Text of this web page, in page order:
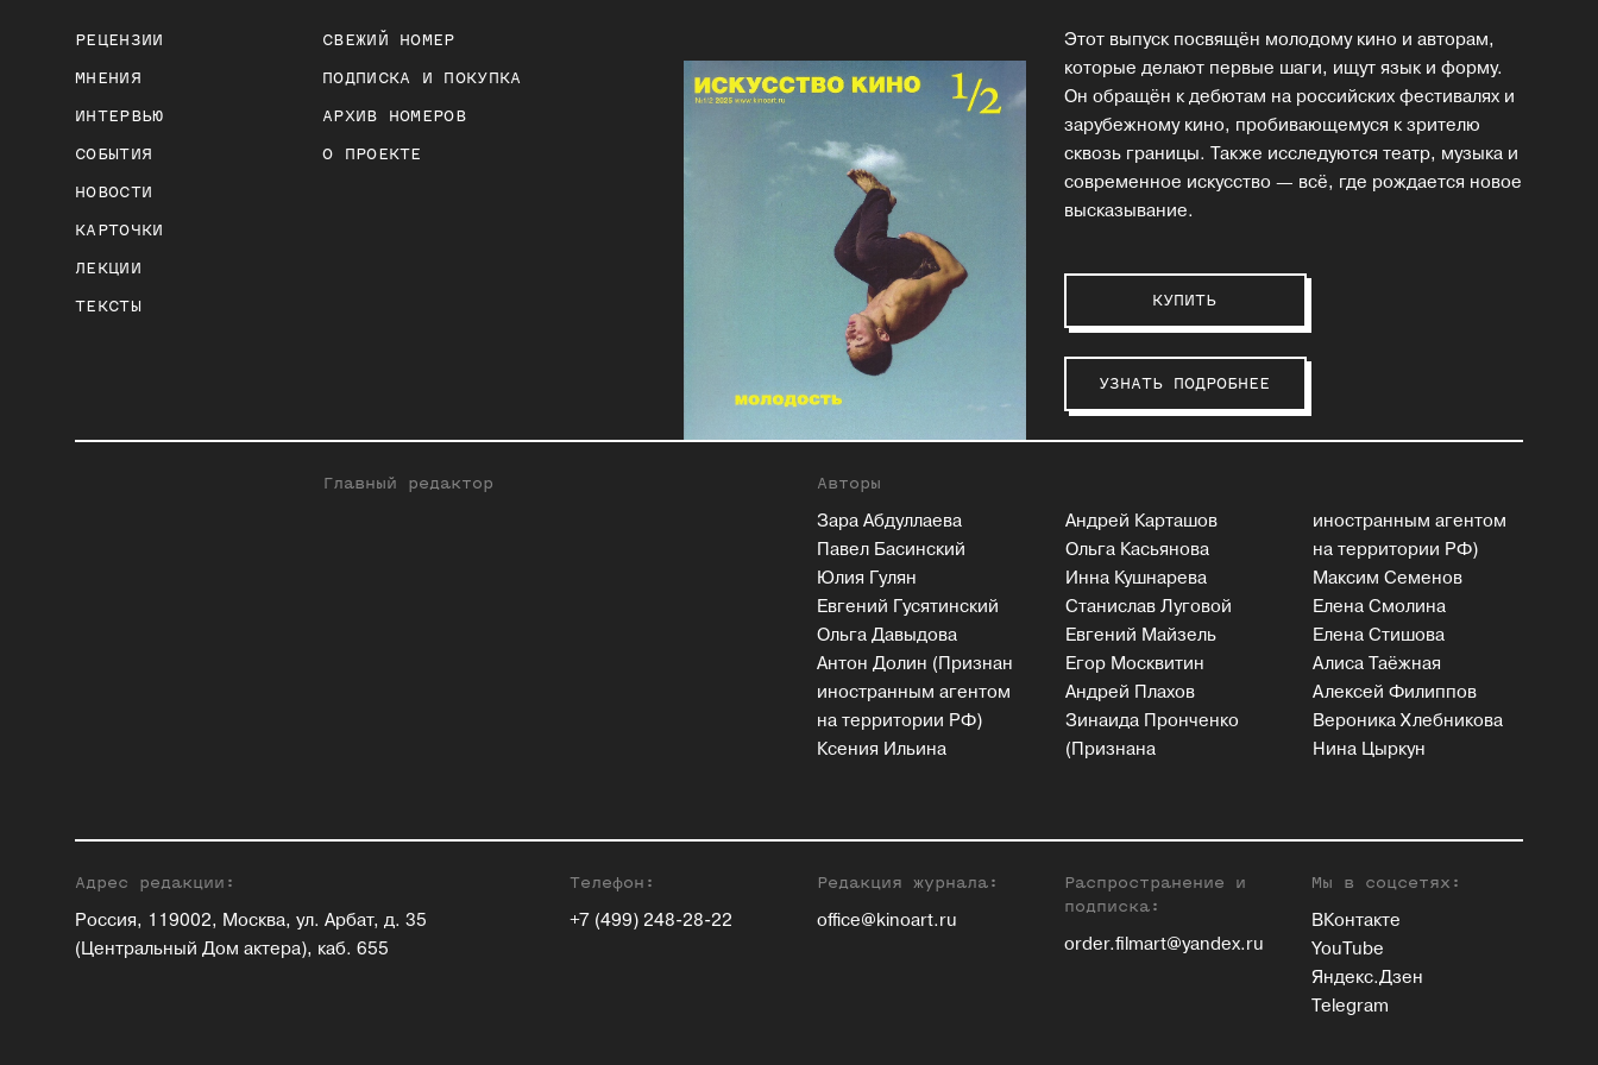
РЕЦЕНЗИИ
МНЕНИЯ
ИНТЕРВЬЮ
СОБЫТИЯ
НОВОСТИ
КАРТОЧКИ
ЛЕКЦИИ
ТЕКСТЫ
СВЕЖИЙ НОМЕР
ПОДПИСКА И ПОКУПКА
АРХИВ НОМЕРОВ
О ПРОЕКТЕ
Этот выпуск посвящён молодому кино и авторам,
которые делают первые шаги, ищут язык и форму.
Он обращён к дебютам на российских фестивалях и
зарубежному кино, пробивающемуся к зрителю
сквозь границы. Также исследуются театр, музыка и
современное искусство — всё, где рождается новое
высказывание.
КУПИТЬ
УЗНАТЬ ПОДРОБНЕЕ
Главный редактор Авторы
Зара Абдуллаева
Павел Басинский
Юлия Гулян
Евгений Гусятинский
Ольга Давыдова
Антон Долин (Признан
иностранным агентом
на территории РФ)
Ксения Ильина
Андрей Карташов
Ольга Касьянова
Инна Кушнарева
Станислав Луговой
Евгений Майзель
Егор Москвитин
Андрей Плахов
Зинаида Пронченко
(Признана
иностранным агентом
на территории РФ)
Максим Семенов
Елена Смолина
Елена Стишова
Алиса Таёжная
Алексей Филиппов
Вероника Хлебникова
Нина Цыркун
Адрес редакции:
Россия, 119002, Москва, ул. Арбат, д. 35
(Центральный Дом актера), каб. 655
Телефон:
+7 (499) 248-28-22
Редакция журнала:
office@kinoart.ru
Распространение и
подписка:
order.filmart@yandex.ru
Мы в соцсетях:
ВКонтакте
YouTube
Яндекс.Дзен
Telegram